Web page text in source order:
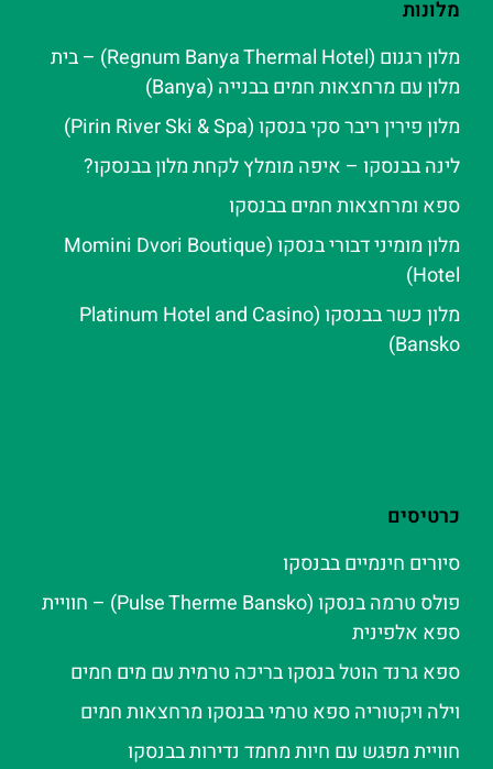
מלונות
מלון רגנום (Regnum Banya Thermal Hotel) – בית
מלון עם מרחצאות חמים בבנייה (Banya)
מלון פירין ריבר סקי בנסקו (Pirin River Ski & Spa‬)
לינה בבנסקו – איפה מומלץ לקחת מלון בבנסקו?
ספא ומרחצאות חמים בבנסקו
מלון מומיני דבורי בנסקו (Momini Dvori Boutique
Hotel)
מלון כשר בבנסקו (Platinum Hotel and Casino
Bansko)
כרטיסים
סיורים חינמיים בבנסקו
פולס טרמה בנסקו (Pulse Therme Bansko) – חוויית
ספא אלפינית
ספא גרנד הוטל בנסקו בריכה טרמית עם מים חמים
וילה ויקטוריה ספא טרמי בבנסקו מרחצאות חמים
חוויית מפגש עם חיות מחמד נדירות בבנסקו